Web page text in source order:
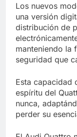
Los nuevos
una versión
distribución de
manteniendo la
seguridad que
Esta capacidad
espíritu del
nunca,
perder su